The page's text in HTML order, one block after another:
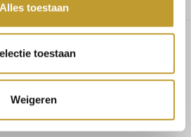
Alles toestaan
toestaan
Weigeren
flats black